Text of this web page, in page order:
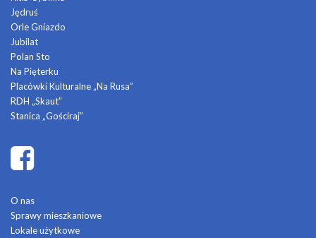
Jędruś
Orle Gniazdo
Jubilat
Polan Sto
Na Pięterku
Placówki Kulturalne „Na Rusa”
RDH „Skaut”
Stanica „Gościraj”
O nas
Sprawy mieszkaniowe
Lokale użytkowe